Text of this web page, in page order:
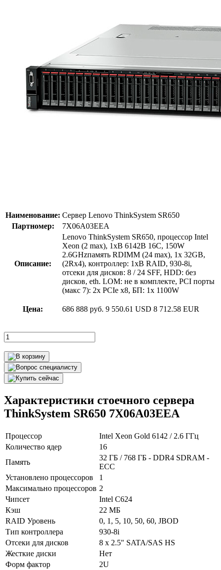
Наименование: Сервер Lenovo ThinkSystem SR650
Партномер:
7X06A03EEA
Описание:
Lenovo ThinkSystem SR650, процессор Intel
Xeon (2 max), 1xВ 6142В 16C, 150W
2.6GHzпамять RDIMM (24 max), 1x 32GB,
(2Rx4), контроллер: 1xВ RAID, 930-8i,
отсеки для дисков: 8 / 24 SFF, HDD: без
дисков, eth. LOM: не в комплекте, PCI порты
(макс 7): 2x PCIe x8, БП: 1x 1100W
Цена: 686 888 руб. 9 550.61 USD 8 712.58 EUR
Характеристики стоечного сервера
ThinkSystem SR650 7X06A03EEA
Процессор
Intel Xeon Gold 6142 / 2.6 ГГц
Количество ядер
16
Память
32 ГБ / 768 ГБ - DDR4 SDRAM -
ECC
Установлено процессоров
1
Максимально процессоров 2
Чипсет
Intel C624
Кэш
22 МБ
RAID Уровень
0, 1, 5, 10, 50, 60, JBOD
Тип контроллера
930-8i
Отсеки для дисков
8 x 2.5" SATA/SAS HS
Жесткие диски
Нет
Форм фактор
2U